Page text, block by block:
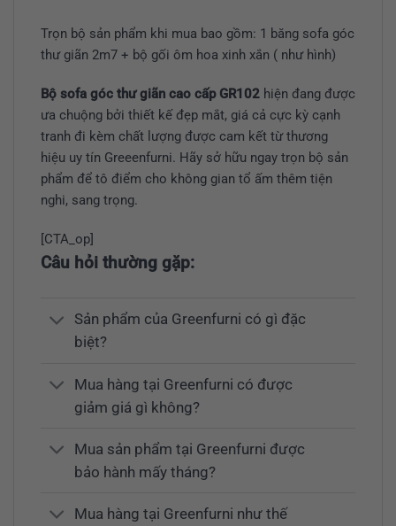
Trọn bộ sản phẩm khi mua bao gồm: 1 băng sofa góc
thư giãn 2m7 + bộ gối ôm hoa xinh xắn ( như hình)
Bộ sofa góc thư giãn cao cấp GR102 hiện đang được
ưa chuộng bởi thiết kế đẹp mắt, giá cả cực kỳ cạnh
tranh đi kèm chất lượng được cam kết từ thương
hiệu uy tín Greeenfurni. Hãy sở hữu ngay trọn bộ sản
phẩm để tô điểm cho không gian tổ ấm thêm tiện
nghi, sang trọng.
[CTA_op]
Câu hỏi thường gặp:
Sản phẩm của Greenfurni có gì đặc
biệt?
Mua hàng tại Greenfurni có được
giảm giá gì không?
Mua sản phẩm tại Greenfurni được
bảo hành mấy tháng?
Mua hàng tại Greenfurni như thế